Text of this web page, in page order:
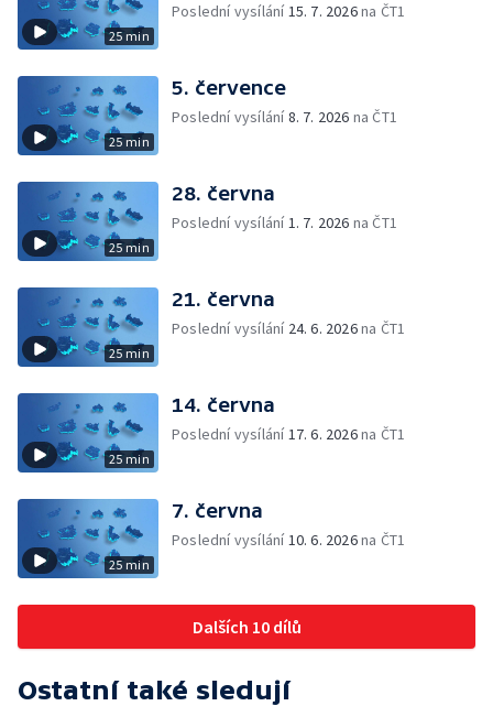
25 min
Poslední vysílání15. 7. 2026na ČT1
25 min
5. července
Poslední vysílání8. 7. 2026 na ČT1
25 min
28. června
Poslední vysílání1. 7. 2026 na ČT1
25 min
21. června
Poslední vysílání 24. 6. 2026na ČT1
25 min
14. června
Poslední vysílání17. 6. 2026na ČT1
25 min
7. června
Poslední vysílání10. 6. 2026na ČT1
Dalších 10 dílů
Ostatní také sledují